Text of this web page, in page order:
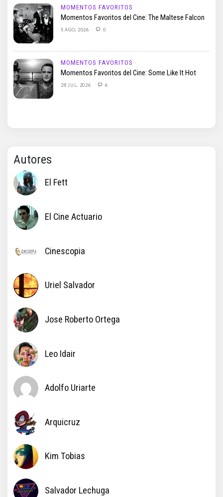
MOMENTOS FAVORITOS
Momentos Favoritos del Cine: The Maltese Falcon
5 AGO, 2026 0
MOMENTOS FAVORITOS
Momentos Favoritos del Cine: Some Like It Hot
28 JUL, 2026 6
Autores
El Fett
El Cine Actuario
Cinescopia
Uriel Salvador
Jose Roberto Ortega
Leo Idair
Adolfo Uriarte
Arquicruz
Kim Tobias
Salvador Lechuga